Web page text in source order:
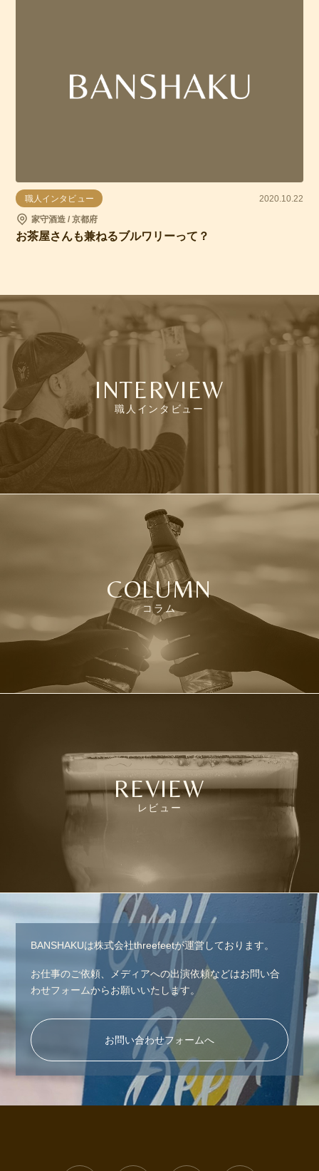
職人インタビュー 2020.10.22
家守酒造 / 京都府
お茶屋さんも兼ねるブルワリーって？
INTERVIEW
職人インタビュー
COLUMN
コラム
REVIEW
レビュー
BANSHAKUは株式会社threefeetが運営しております。
お仕事のご依頼、メディアへの出演依頼などはお問い合
わせフォームからお願いいたします。
お問い合わせフォームへ